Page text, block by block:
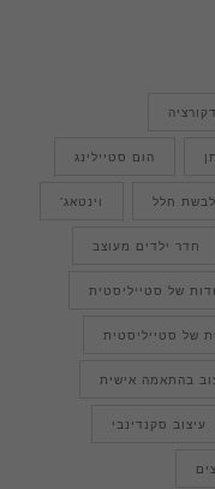
דקורציה
הום סטיילינג
חלל וינטאג'
חדר ילדים מעוצב
של סטייליסטית
של סטייליסטית
בהתאמה אישית
עיצוב סקנדינבי